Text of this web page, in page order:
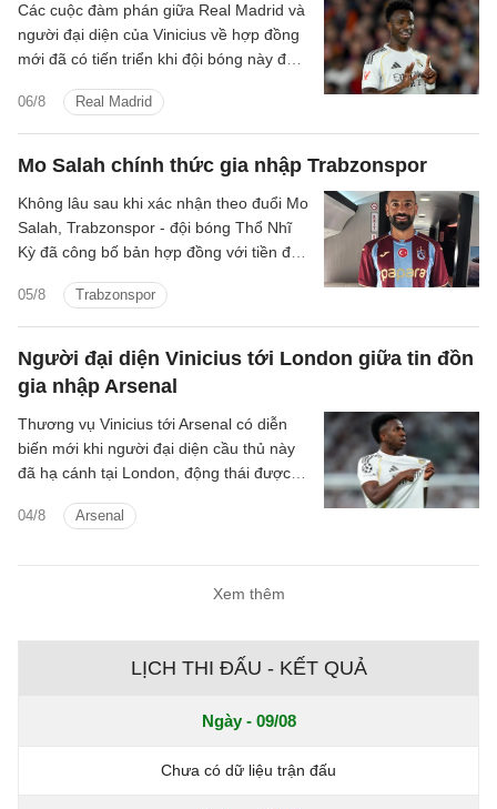
06/8 Real Madrid
Các cuộc đàm phán giữa Real Madrid và
người đại diện của Vinicius về hợp đồng
mới đã có tiến triển khi đội bóng này đưa
Mo Salah chính thức gia nhập Trabzonspor
05/8 Trabzonspor
Không lâu sau khi xác nhận theo đuổi Mo
Salah, Trabzonspor - đội bóng Thổ Nhĩ
Kỳ đã công bố bản hợp đồng với tiền đạo
Người đại diện Vinicius tới London giữa tin đồn
gia nhập Arsenal
04/8 Arsenal
Thương vụ Vinicius tới Arsenal có diễn
biến mới khi người đại diện cầu thủ này
đã hạ cánh tại London, động thái được
Xem thêm
LỊCH THI ĐẤU - KẾT QUẢ
Ngày - 09/08
Chưa có dữ liệu trận đấu